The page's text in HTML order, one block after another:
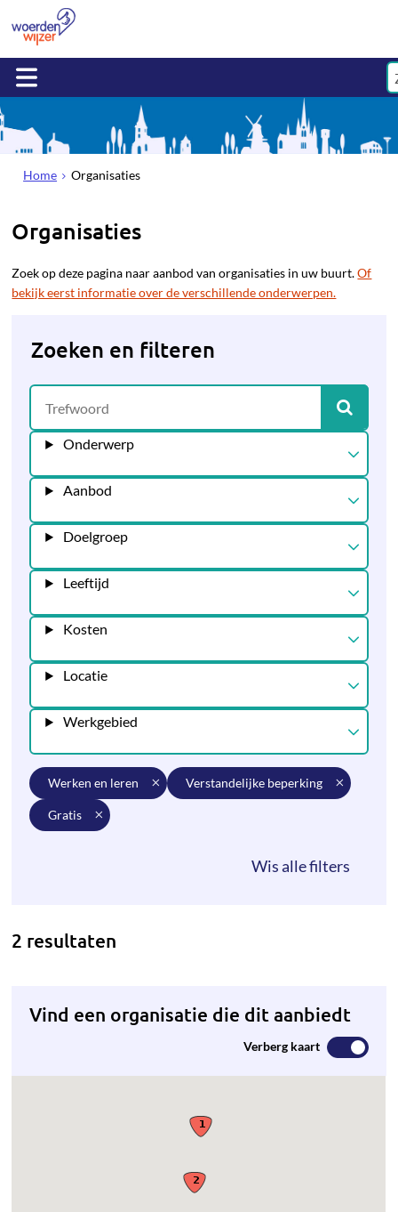
Home Organisaties
Organisaties
Zoek op deze pagina naar aanbod van organisaties in uw buurt.Of
bekijk eerst informatie over de verschillende onderwerpen.
Zoeken en filteren
Onderwerp
Aanbod
Doelgroep
Leeftijd
Kosten
Locatie
Werkgebied
werken en leren verstandelijke beperking
gratis
2 resultaten
Vind een organisatie die dit aanbiedt
Verberg kaart